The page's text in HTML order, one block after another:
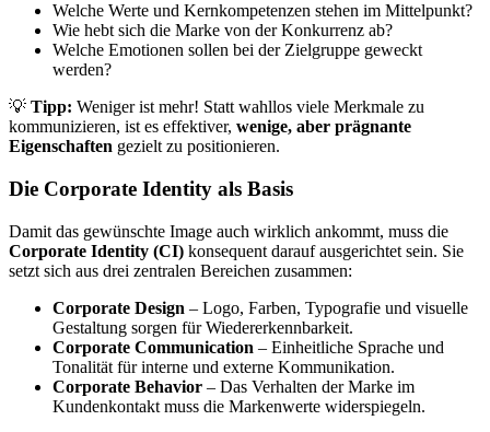
Welche Werte und Kernkompetenzen stehen im Mittelpunkt?
Wie hebt sich die Marke von der Konkurrenz ab?
Welche Emotionen sollen bei der Zielgruppe geweckt
werden?
💡 Tipp: Weniger ist mehr! Statt wahllos viele Merkmale zu
kommunizieren, ist es effektiver, wenige, aber prägnante
Eigenschaften gezielt zu positionieren.
Die Corporate Identity als Basis
Damit das gewünschte Image auch wirklich ankommt, muss die
Corporate Identity (CI) konsequent darauf ausgerichtet sein. Sie
setzt sich aus drei zentralen Bereichen zusammen:
Corporate Design – Logo, Farben, Typografie und visuelle
Gestaltung sorgen für Wiedererkennbarkeit.
Corporate Communication – Einheitliche Sprache und
Tonalität für interne und externe Kommunikation.
Corporate Behavior – Das Verhalten der Marke im
Kundenkontakt muss die Markenwerte widerspiegeln.